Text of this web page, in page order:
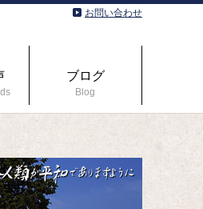
ブログ
Blog
お問い合わせ